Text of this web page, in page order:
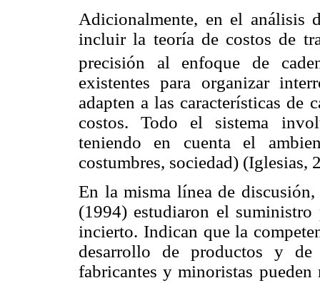
Adicionalmente, en el análisis
incluir la teoría de costos de
precisión al enfoque de
existentes para organizar
adapten a las características de
costos. Todo el sistema
teniendo en cuenta el
costumbres, sociedad) (Iglesias,
En la misma línea de
(1994) estudiaron el suministro
incierto. Indican que la
desarrollo de productos y
fabricantes y minoristas